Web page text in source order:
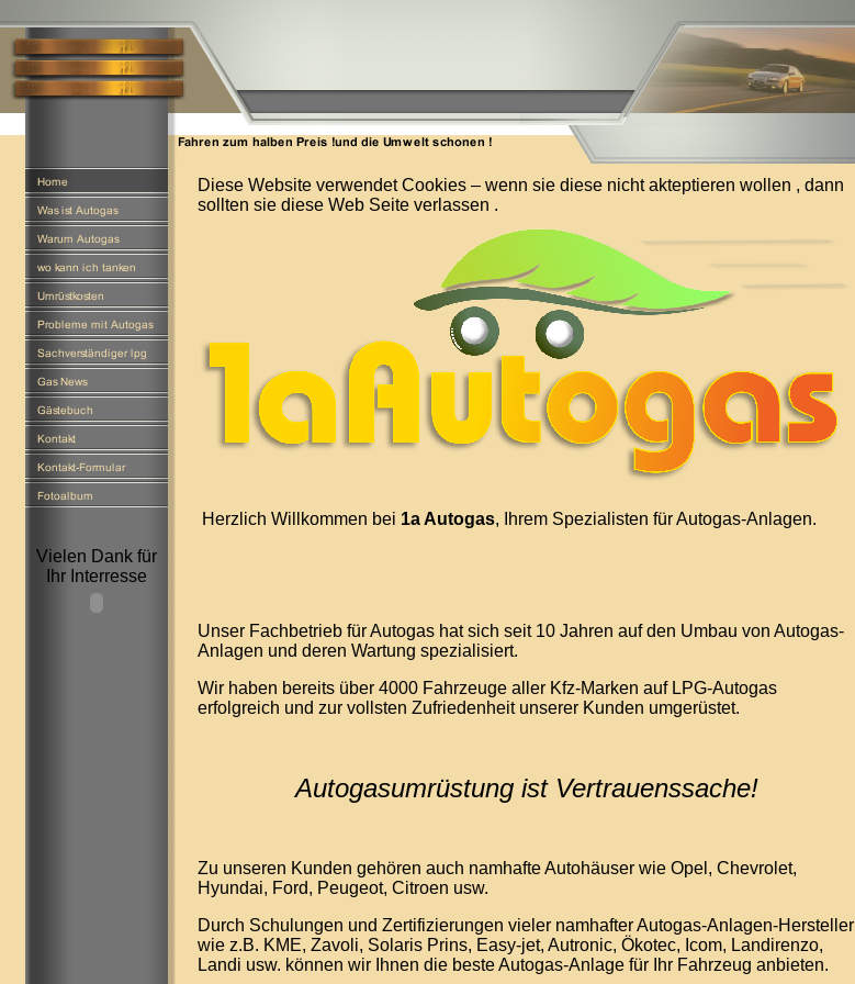
Vielen Dank für
Ihr Interresse
Diese Website verwendet Cookies – wenn sie diese nicht akteptieren wollen , dann
sollten sie diese Web Seite verlassen .
Herzlich Willkommen bei 1a Autogas, Ihrem Spezialisten für Autogas-Anlagen.
Unser Fachbetrieb für Autogas hat sich seit 10 Jahren auf den Umbau von Autogas-
Anlagen und deren Wartung spezialisiert.
Wir haben bereits über 4000 Fahrzeuge aller Kfz-Marken auf LPG-Autogas
erfolgreich und zur vollsten Zufriedenheit unserer Kunden umgerüstet.
Autogasumrüstung ist Vertrauenssache!
Zu unseren Kunden gehören auch namhafte Autohäuser wie Opel, Chevrolet,
Hyundai, Ford, Peugeot, Citroen usw.
Durch Schulungen und Zertifizierungen vieler namhafter Autogas-Anlagen-Hersteller
wie z.B. KME, Zavoli, Solaris Prins, Easy-jet, Autronic, Ökotec, Icom, Landirenzo,
Landi usw. können wir Ihnen die beste Autogas-Anlage für Ihr Fahrzeug anbieten.